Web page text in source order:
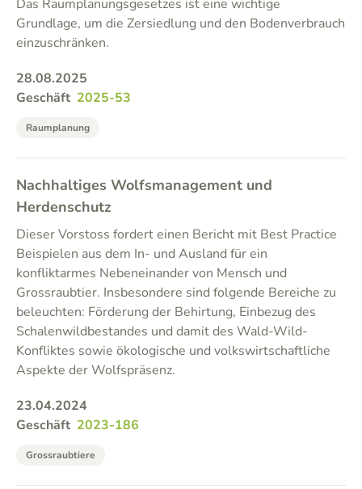
Das Raumplanungsgesetzes ist eine wichtige
Grundlage, um die Zersiedlung und den Bodenverbrauch
einzuschränken.
28.08.2025
Geschäft 2025-53
Raumplanung
Nachhaltiges Wolfsmanagement und
Herdenschutz
Dieser Vorstoss fordert einen Bericht mit Best Practice
Beispielen aus dem In- und Ausland für ein
konfliktarmes Nebeneinander von Mensch und
Grossraubtier. Insbesondere sind folgende Bereiche zu
beleuchten: Förderung der Behirtung, Einbezug des
Schalenwildbestandes und damit des Wald-Wild-
Konfliktes sowie ökologische und volkswirtschaftliche
Aspekte der Wolfspräsenz.
23.04.2024
Geschäft 2023-186
Grossraubtiere